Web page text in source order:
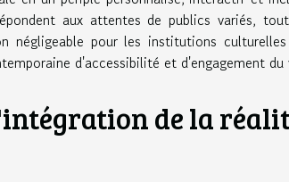
aux attentes de publics variés,
négligeable pour les institutions
d'accessibilité et d'engagement du
de la